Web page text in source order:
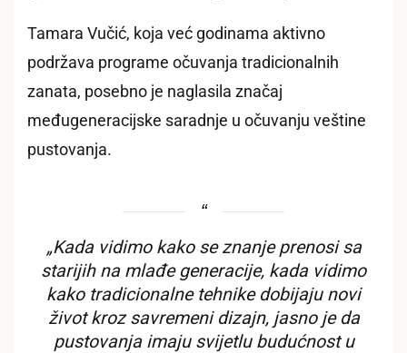
Tamara Vučić, koja već godinama aktivno
podržava programe očuvanja tradicionalnih
zanata, posebno je naglasila značaj
međugeneracijske saradnje u očuvanju veštine
pustovanja.
„Kada vidimo kako se znanje prenosi sa
starijih na mlađe generacije, kada vidimo
kako tradicionalne tehnike dobijaju novi
život kroz savremeni dizajn, jasno je da
pustovanja imaju svijetlu budućnost u